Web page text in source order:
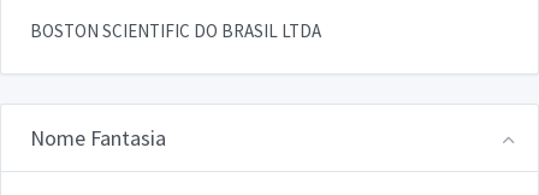
BOSTON SCIENTIFIC DO BRASIL LTDA
Nome Fantasia